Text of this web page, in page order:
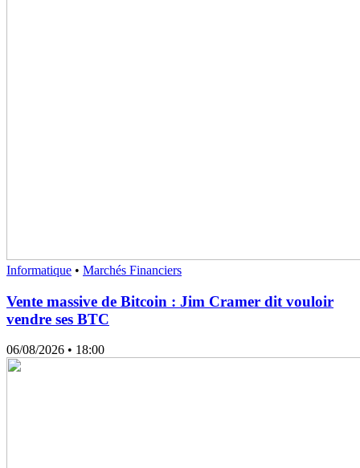
Informatique • Marchés Financiers
Vente massive de Bitcoin : Jim Cramer dit vouloir
vendre ses BTC
06/08/2026 • 18:00